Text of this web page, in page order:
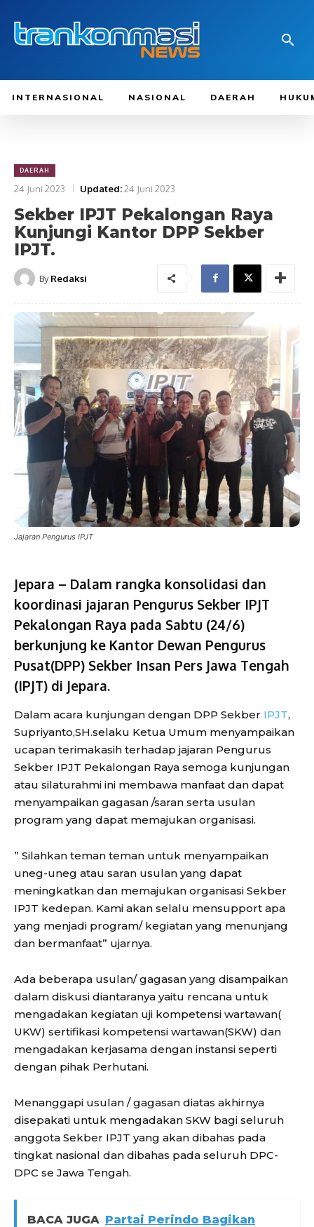
INTERNASIONAL NASIONAL DAERAH
DAERAH
24 Juni 2023 Updated:24 Juni 2023
Sekber IPJT Pekalongan Raya
Kunjungi Kantor DPP Sekber
IPJT.
By Redaksi
Jajaran Pengurus IPJT
Jepara – Dalam rangka konsolidasi dan
koordinasi jajaran Pengurus Sekber IPJT
Pekalongan Raya pada Sabtu (24/6)
berkunjung ke Kantor Dewan Pengurus
Pusat(DPP) Sekber Insan Pers Jawa Tengah
(IPJT) di Jepara.
Dalam acara kunjungan dengan DPP Sekber IPJT,
Supriyanto,SH.selaku Ketua Umum menyampaikan
ucapan terimakasih terhadap jajaran Pengurus
Sekber IPJT Pekalongan Raya semoga kunjungan
atau silaturahmi ini membawa manfaat dan dapat
menyampaikan gagasan /saran serta usulan
program yang dapat memajukan organisasi.
” Silahkan teman teman untuk menyampaikan
uneg-uneg atau saran usulan yang dapat
meningkatkan dan memajukan organisasi Sekber
IPJT kedepan. Kami akan selalu mensupport apa
yang menjadi program/ kegiatan yang menunjang
dan bermanfaat” ujarnya.
Ada beberapa usulan/ gagasan yang disampaikan
dalam diskusi diantaranya yaitu rencana untuk
mengadakan kegiatan uji kompetensi wartawan(
UKW) sertifikasi kompetensi wartawan(SKW) dan
mengadakan kerjasama dengan instansi seperti
dengan pihak Perhutani.
Menanggapi usulan / gagasan diatas akhirnya
disepakati untuk mengadakan SKW bagi seluruh
anggota Sekber IPJT yang akan dibahas pada
tingkat nasional dan dibahas pada seluruh DPC-
DPC se Jawa Tengah.
BACA JUGA Partai Perindo Bagikan